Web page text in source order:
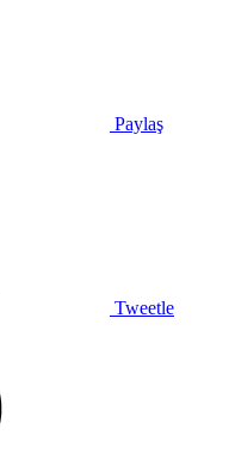
Paylaş
Tweetle